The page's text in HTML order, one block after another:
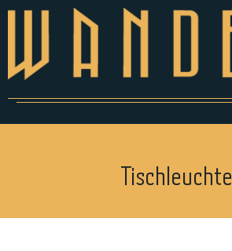
Tischleuchte